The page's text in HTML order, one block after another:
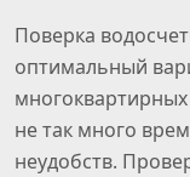
Поверка
оптимальный
не так много
неудобств.